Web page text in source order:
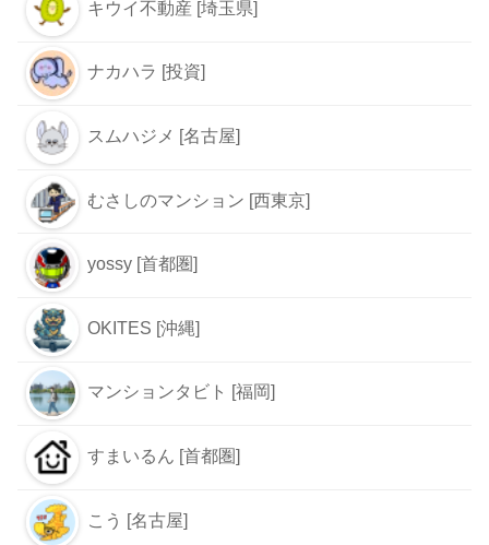
キウイ不動産 [埼玉県]
ナカハラ [投資]
スムハジメ [名古屋]
むさしのマンション [西東京]
yossy [首都圏]
OKITES [沖縄]
マンションタビト [福岡]
すまいるん [首都圏]
こう [名古屋]